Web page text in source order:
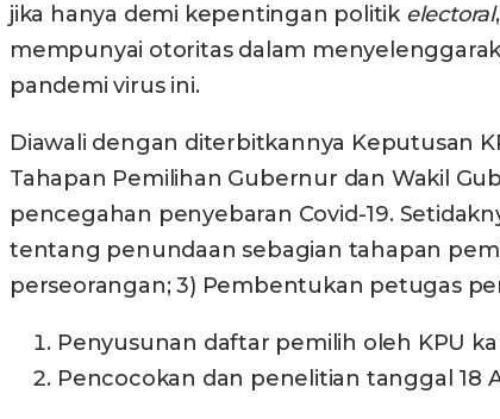
jika hanya demi kepentingan politik electoral
mempunyai otoritas dalam
pandemi virus ini.
Diawali dengan diterbitkannya Keputusan
Tahapan Pemilihan Gubernur dan Wakil
pencegahan penyebaran Covid-19.
tentang penundaan sebagian tahapan
perseorangan; 3) Pembentukan petugas
Penyusunan daftar pemilih oleh KPU
Pencocokan dan penelitian tanggal 18